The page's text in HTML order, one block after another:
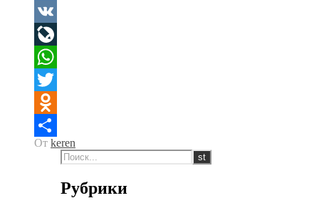
Facebook
VK
LiveJournal
WhatsApp
Twitter
Odnoklassniki
Отправить
От keren
Рубрики